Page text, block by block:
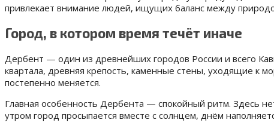
привлекает внимание людей, ищущих баланс между
Город, в котором время течёт иначе
Дербент — один из древнейших городов России и всего
квартала, древняя крепость, каменные стены, уходящие к
постепенно меняется.
Главная особенность Дербента — спокойный ритм. Здесь
утром город просыпается вместе с солнцем, днём